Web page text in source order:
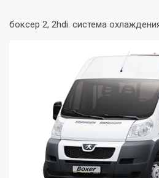
боксер 2, 2hdi. система